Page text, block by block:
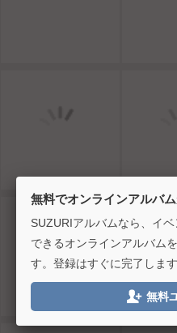
無料でオンラインアルバ
SUZURIアルバムなら、イ
できるオンラインアルバム
す。登録はすぐに完了します
 無料